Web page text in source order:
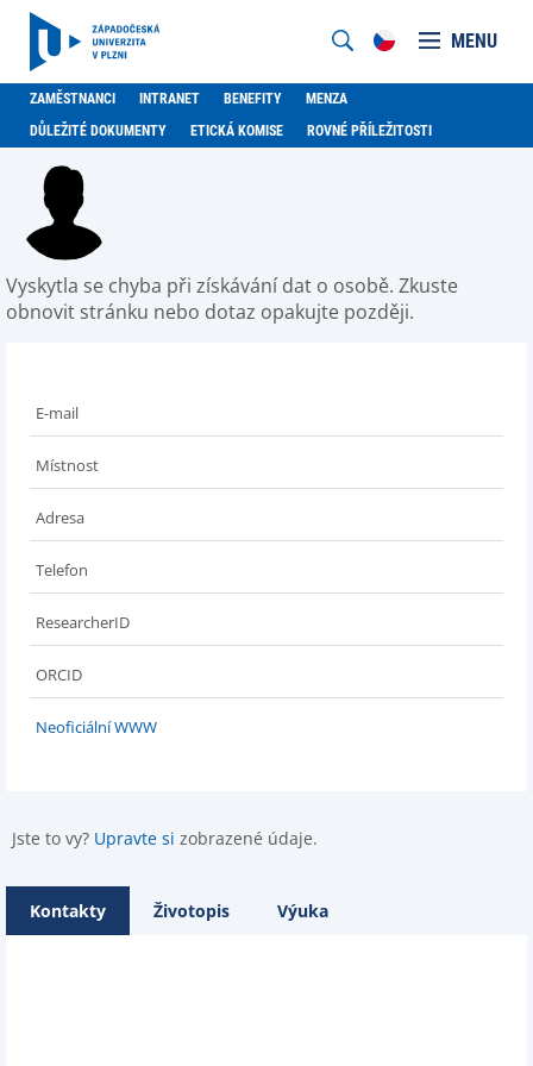
MENU
ZAMĚSTNANCI INTRANET BENEFITY
MENZA
DŮLEŽITÉ DOKUMENTY
ETICKÁ KOMISE ROVNÉ PŘÍLEŽITOSTI
Vyskytla se chyba při získávání dat o osobě. Zkuste
obnovit stránku nebo dotaz opakujte později.
E-mail
Místnost
Adresa
Telefon
ResearcherID
ORCID
Neoficiální WWW
Jste to vy? Upravte si zobrazené údaje.
Kontakty Životopis Výuka